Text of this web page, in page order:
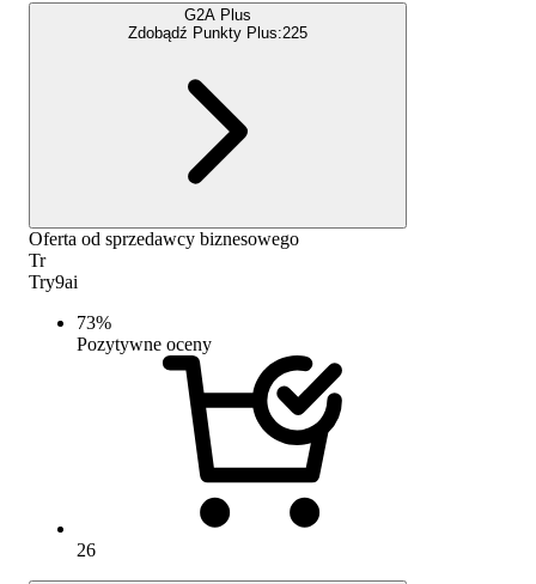
G2A Plus
Zdobądź Punkty Plus:225
Oferta od sprzedawcy biznesowego
Tr
Try9ai
73%
Pozytywne oceny
26